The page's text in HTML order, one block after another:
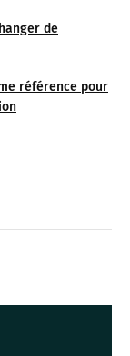
de
référence pour